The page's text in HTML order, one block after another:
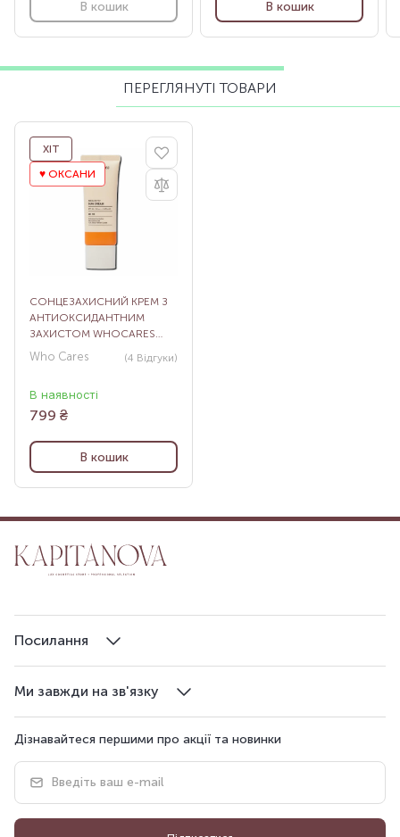
В кошик В кошик
ПЕРЕГЛЯНУТІ ТОВАРИ
ХІТ
♥️ ОКСАНИ
СОНЦЕЗАХИСНИЙ КРЕМ З
АНТИОКСИДАНТНИМ
ЗАХИСТОМ WHOCARES
BIFIDA BARRIER SUN CREAM,
Who Cares (4 Відгуки)
В наявності
799 ₴
В кошик
Ми завжди на зв'язку
Посилання
Дізнавайтеся першими про акції та новинки